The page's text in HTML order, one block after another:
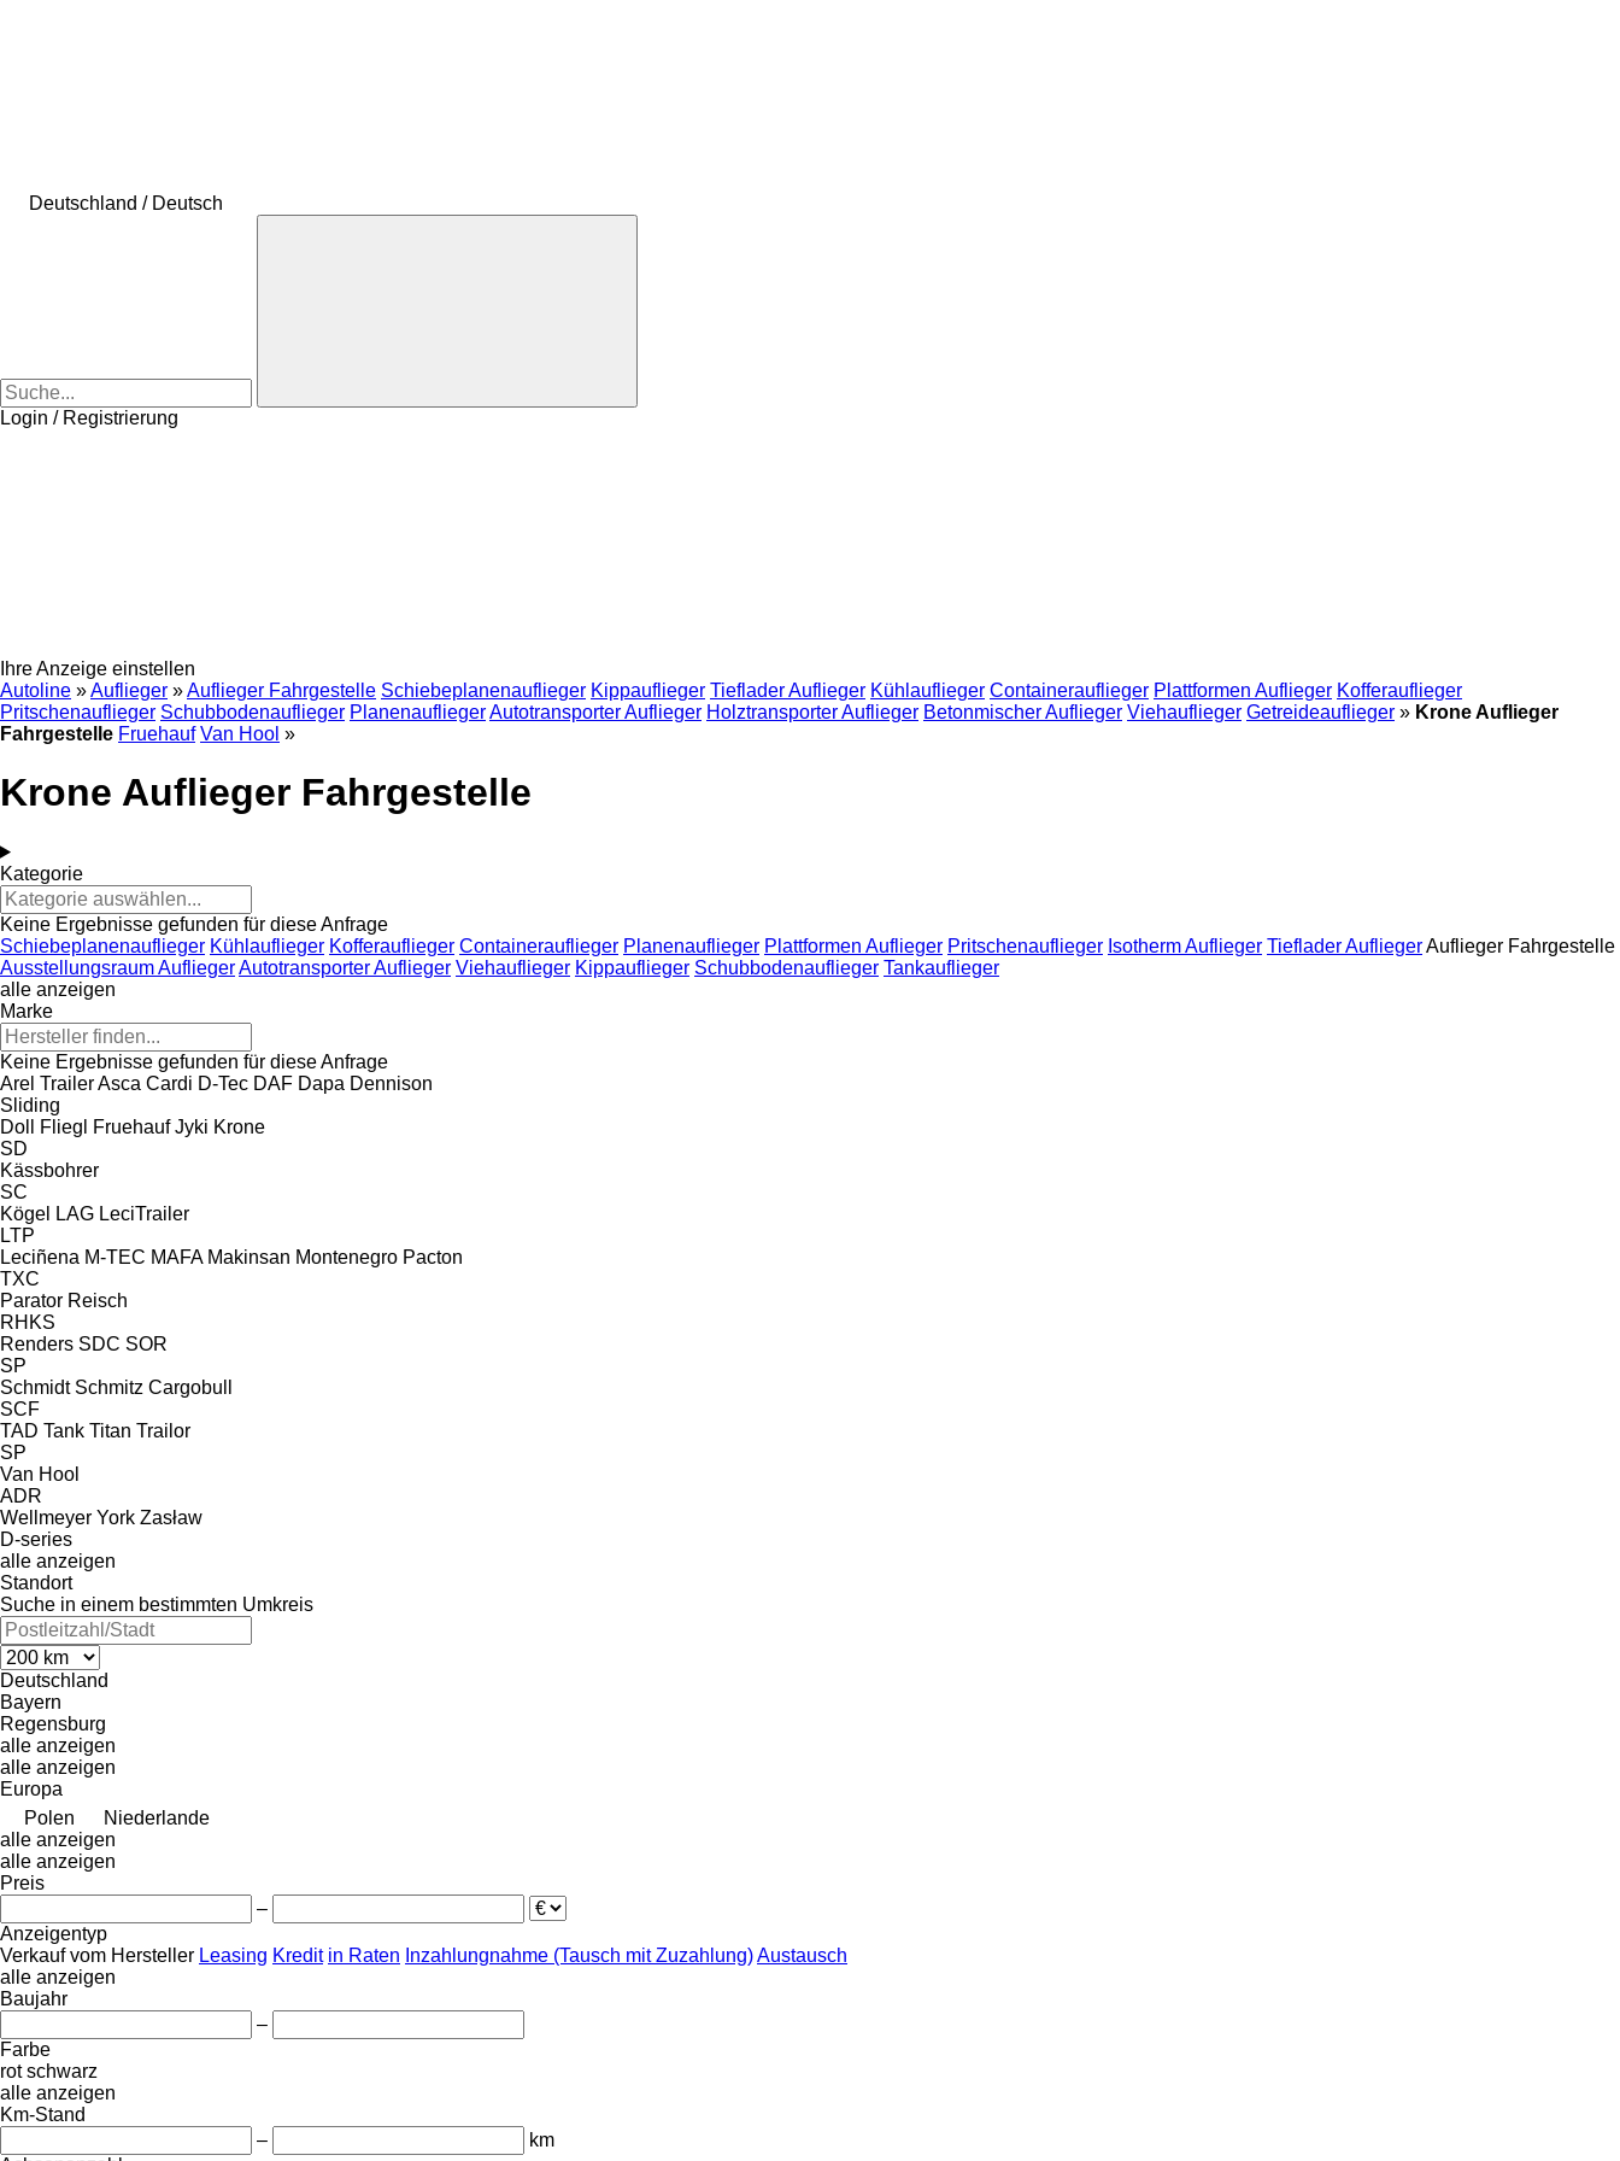
Deutschland / Deutsch
Login / Registrierung
Ihre Anzeige einstellen
Autoline »Auflieger »Auflieger Fahrgestelle Schiebeplanenauflieger Kippauflieger Tieflader Auflieger Kühlauflieger Containerauflieger Plattformen Auflieger Kofferauflieger
Pritschenauflieger Schubbodenauflieger PlanenaufliegerAutotransporter Auflieger Holztransporter Auflieger Betonmischer Auflieger Viehauflieger Getreideauflieger » Krone Auflieger
Fahrgestelle Fruehauf Van Hool »
Krone Auflieger Fahrgestelle
Kategorie
Keine Ergebnisse gefunden für diese Anfrage
Schiebeplanenauflieger Kühlauflieger Kofferauflieger Containerauflieger Planenauflieger Plattformen Auflieger Pritschenauflieger Isotherm Auflieger Tieflader AufliegerAuflieger Fahrgestelle
Ausstellungsraum AufliegerAutotransporter Auflieger Viehauflieger Kippauflieger Schubbodenauflieger Tankauflieger
alle anzeigen
Marke
Keine Ergebnisse gefunden für diese Anfrage
Arel TrailerAsca Cardi D-Tec DAF Dapa Dennison
Sliding
Doll
Fliegl Fruehauf Jyki Krone
SD
Kässbohrer
SC
Kögel
LAG LeciTrailer
LTP
Leciñena M-TEC MAFA Makinsan Montenegro Pacton
TXC
Parator Reisch
RHKS
Renders SDC SOR
SP
Schmidt Schmitz Cargobull
SCF
TAD Tank Titan Trailor
SP
Van Hool
ADR
Wellmeyer York Zasław
D-series
alle anzeigen
Standort
Suche in einem bestimmten Umkreis
Deutschland
Bayern
Regensburg
alle anzeigen
alle anzeigen
Europa
Polen
Niederlande
alle anzeigen
alle anzeigen
Preis
–
Anzeigentyp
Verkauf vom Hersteller Leasing Kredit in Raten Inzahlungnahme (Tausch mit Zuzahlung)Austausch
alle anzeigen
Baujahr
–
Farbe
rot schwarz
alle anzeigen
Km-Stand
–
km